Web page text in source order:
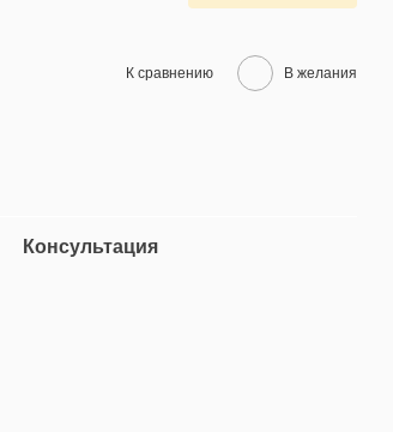
К сравнению В желания
Консультация